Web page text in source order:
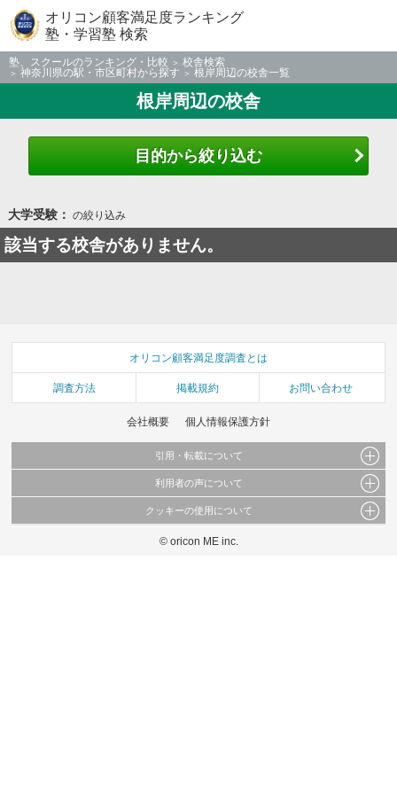
オリコン顧客満足度ランキング
塾・学習塾 検索
塾、スクールのランキング・比較
校舎検索
神奈川県の駅・市区町村から探す
根岸周辺の校舎一覧
根岸周辺の校舎
目的から絞り込む
大学受験： の絞り込み
該当する校舎がありません。
オリコン顧客満足度調査とは
調査方法 掲載規約 お問い合わせ
会社概要 個人情報保護方針
引用・転載について
当サイトで公開されている情報（文字、写真、イラスト、画像データ等）及びこれらの配
これらの情報を権利者の許可なく無断転載・複製などの二次利用を行うことは固く禁じて
利用者の声について
当サイトに掲載している内容はすべてサービスの利用者が提出された見解・感想です。
弊社の見解・ 意見ではないことをご理解いただいた上でご覧ください。
クッキーの使用について
このサイトでは Cookie を使用して、ユーザーに合わせたコンテンツや広告の表示、ソー
© oricon ME inc.